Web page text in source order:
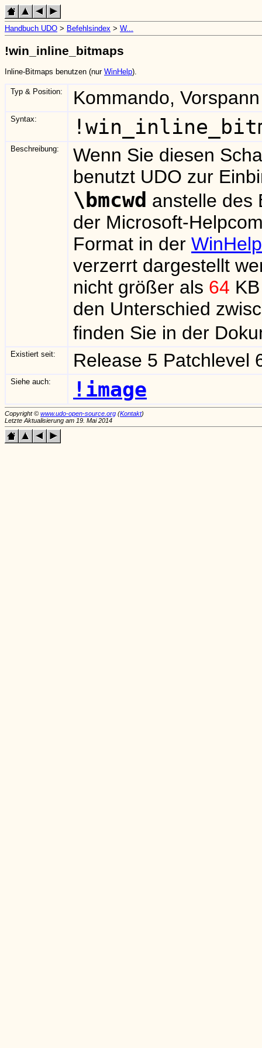
Handbuch UDO > Befehlsindex > W...
!win_inline_bitmaps
Inline-Bitmaps benutzen (nur WinHelp).
Typ & Position: Kommando, Vorspann
Syntax:
Beschreibung:
Wenn Sie diesen
benutzt UDO zur
\bmcwd anstelle des
der Microsoft-
Format in der WinHelp
verzerrt dargestellt
nicht größer als 64
den Unterschied
finden Sie in der
Existiert seit: Release 5 Patchlevel
Siehe auch: !image
Copyright © www.udo-open-source.org (Kontakt)
Letzte Aktualisierung am 19. Mai 2014